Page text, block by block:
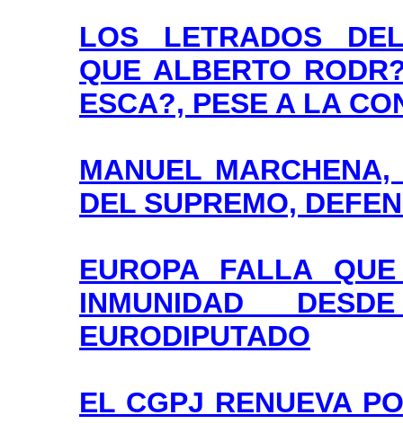
LOS LETRADOS
QUE ALBERTO
ESCA?, PESE A LA
MANUEL
DEL SUPREMO,
EUROPA FALLA
INMUNIDAD
EURODIPUTADO
EL CGPJ RENUEVA